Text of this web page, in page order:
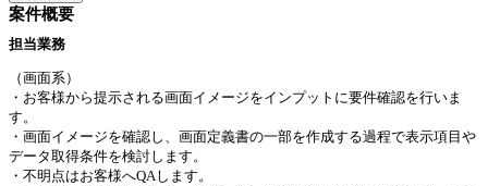
案件概要
担当業務
（画面系）
・お客様から提示される画面イメージをインプットに要件確認を行いま
す。
・画面イメージを確認し、画面定義書の一部を作成する過程で表示項目や
データ取得条件を検討します。
・不明点はお客様へQAします。